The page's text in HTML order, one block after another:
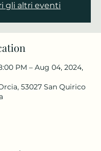
gli altri eventi
PM – Aug 04, 2024,
53027 San Quirico